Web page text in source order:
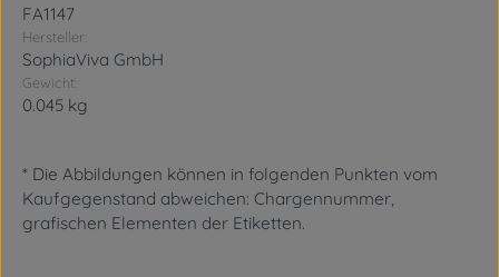
FA1147
Hersteller:
SophiaViva GmbH
Gewicht:
0.045 kg
* Die Abbildungen können in folgenden Punkten vom
Kaufgegenstand abweichen: Chargennummer,
grafischen Elementen der Etiketten.